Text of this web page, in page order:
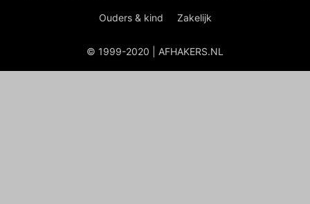
Ouders & kind Zakelijk
© 1999-2020 | AFHAKERS.NL